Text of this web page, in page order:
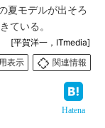
夏モデルが出そろ
ている。
[平賀洋一，ITmedia]
表示
関連情報
Hatena